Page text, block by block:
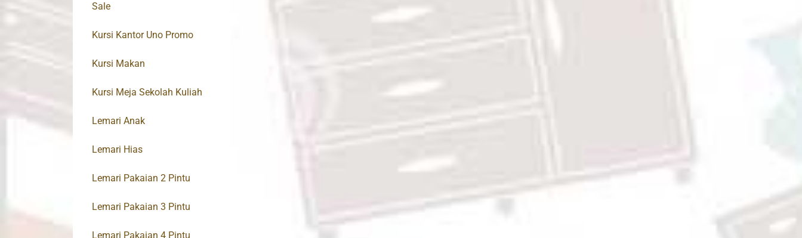
Sale
Kursi Kantor Uno Promo
Kursi Makan
Kursi Meja Sekolah Kuliah
Lemari Anak
Lemari Hias
Lemari Pakaian 2 Pintu
Lemari Pakaian 3 Pintu
Lemari Pakaian 4 Pintu